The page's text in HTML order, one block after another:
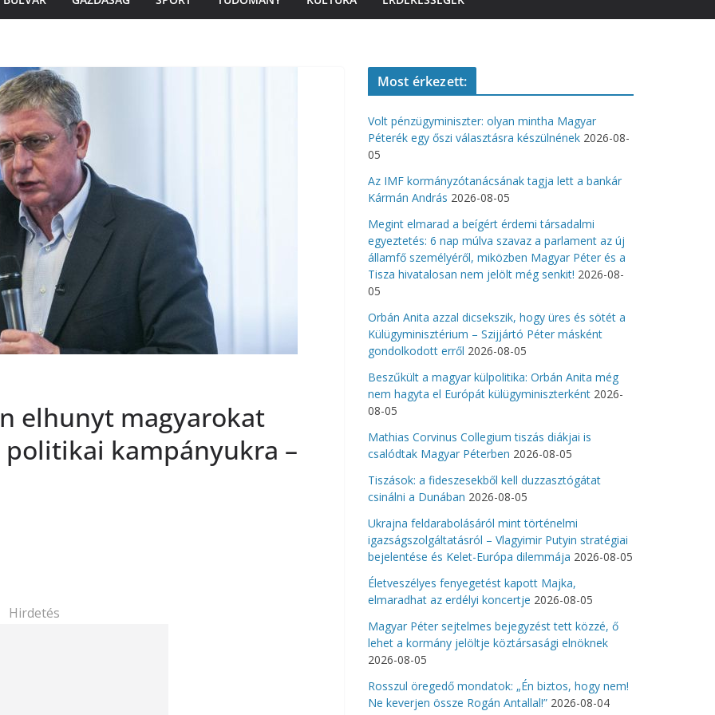
elhunyt magyarokat
politikai kampányukra –
Hirdetés
Most érkezett:
Volt pénzügyminiszter: olyan mintha Magyar
Péterék egy őszi választásra készülnének 2026-08-
05
Az IMF kormányzótanácsának tagja lett a bankár
Kármán András 2026-08-05
Megint elmarad a beígért érdemi társadalmi
egyeztetés: 6 nap múlva szavaz a parlament az új
államfő személyéről, miközben Magyar Péter és a
Tisza hivatalosan nem jelölt még senkit! 2026-08-
05
Orbán Anita azzal dicsekszik, hogy üres és sötét a
Külügyminisztérium – Szijjártó Péter másként
gondolkodott erről 2026-08-05
Beszűkült a magyar külpolitika: Orbán Anita még
nem hagyta el Európát külügyminiszterként 2026-
08-05
Mathias Corvinus Collegium tiszás diákjai is
csalódtak Magyar Péterben 2026-08-05
Tiszások: a fideszesekből kell duzzasztógátat
csinálni a Dunában 2026-08-05
Ukrajna feldarabolásáról mint történelmi
igazságszolgáltatásról – Vlagyimir Putyin stratégiai
bejelentése és Kelet-Európa dilemmája 2026-08-05
Életveszélyes fenyegetést kapott Majka,
elmaradhat az erdélyi koncertje 2026-08-05
Magyar Péter sejtelmes bejegyzést tett közzé, ő
lehet a kormány jelöltje köztársasági elnöknek
2026-08-05
Rosszul öregedő mondatok: „Én biztos, hogy nem!
Ne keverjen össze Rogán Antallal!” 2026-08-04